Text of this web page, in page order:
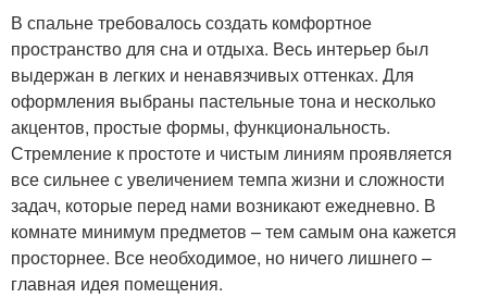
В спальне требовалось создать комфортное
пространство для сна и отдыха. Весь интерьер был
выдержан в легких и ненавязчивых оттенках. Для
оформления выбраны пастельные тона и несколько
акцентов, простые формы, функциональность.
Стремление к простоте и чистым линиям проявляется
все сильнее с увеличением темпа жизни и сложности
задач, которые перед нами возникают ежедневно. В
комнате минимум предметов – тем самым она кажется
просторнее. Все необходимое, но ничего лишнего –
главная идея помещения.